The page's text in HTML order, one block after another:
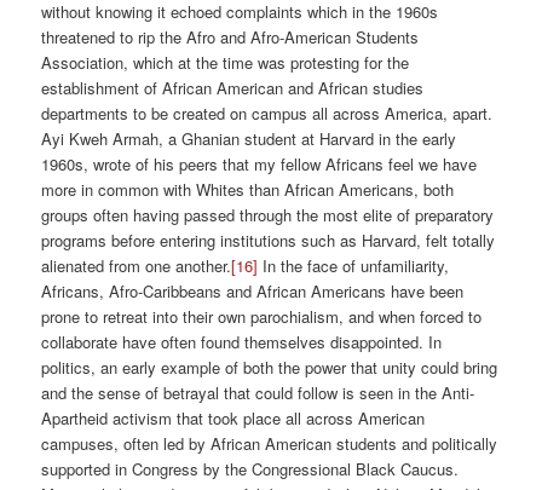
without knowing it echoed complaints which in the 1960s
threatened to rip the Afro and Afro-American Students
Association, which at the time was protesting for the
establishment of African American and African studies
departments to be created on campus all across America, apart.
Ayi Kweh Armah, a Ghanian student at Harvard in the early
1960s, wrote of his peers that my fellow Africans feel we have
more in common with Whites than African Americans, both
groups often having passed through the most elite of preparatory
programs before entering institutions such as Harvard, felt totally
alienated from one another.[16] In the face of unfamiliarity,
Africans, Afro-Caribbeans and African Americans have been
prone to retreat into their own parochialism, and when forced to
collaborate have often found themselves disappointed. In
politics, an early example of both the power that unity could bring
and the sense of betrayal that could follow is seen in the Anti-
Apartheid activism that took place all across American
campuses, often led by African American students and politically
supported in Congress by the Congressional Black Caucus.